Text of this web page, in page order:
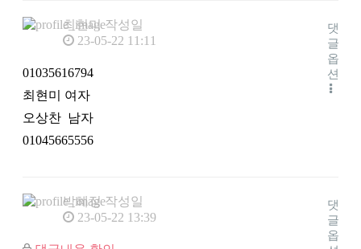
최현미 작성일
23-05-22 11:11
01035616794
최현미 여자
오상찬 남자
01045665556
댓
글
옵
션
박혜정 작성일
23-05-22 13:39
댓
글
옵